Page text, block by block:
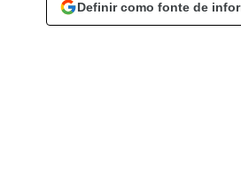
Definir como fonte de